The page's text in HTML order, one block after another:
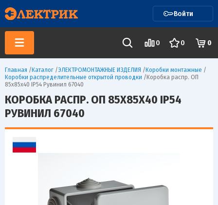
Войти
0 0 0
Главная /Каталог /ЭЛЕКТРОМОНТАЖНЫЕ ИЗДЕЛИЯ /Коробки монтажные /
Коробки распределительные открытой проводки /Коробка распр. ОП
85х85х40 IP54 Рувинил 67040
КОРОБКА РАСПР. ОП 85Х85Х40 IP54
РУВИНИЛ 67040